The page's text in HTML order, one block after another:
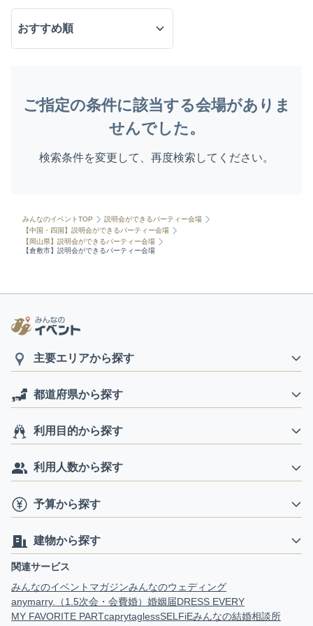
ご指定の条件に該当する会場がありま
せんでした。
検索条件を変更して、再度検索してください。
みんなのイベントTOP
説明会ができるパーティー会場
【中国・四国】説明会ができるパーティー会場
【岡山県】説明会ができるパーティー会場
【倉敷市】説明会ができるパーティー会場
主要エリアから探す
都道府県から探す
利用目的から探す
利用人数から探す
予算から探す
建物から探す
関連サービス
みんなのイベントマガジンみんなのウェディング
anymarry.（1.5次会・会費婚） 婚姻届DRESS EVERY
MY FAVORITE PARTcaprytaglessSELFiEみんなの結婚相談所